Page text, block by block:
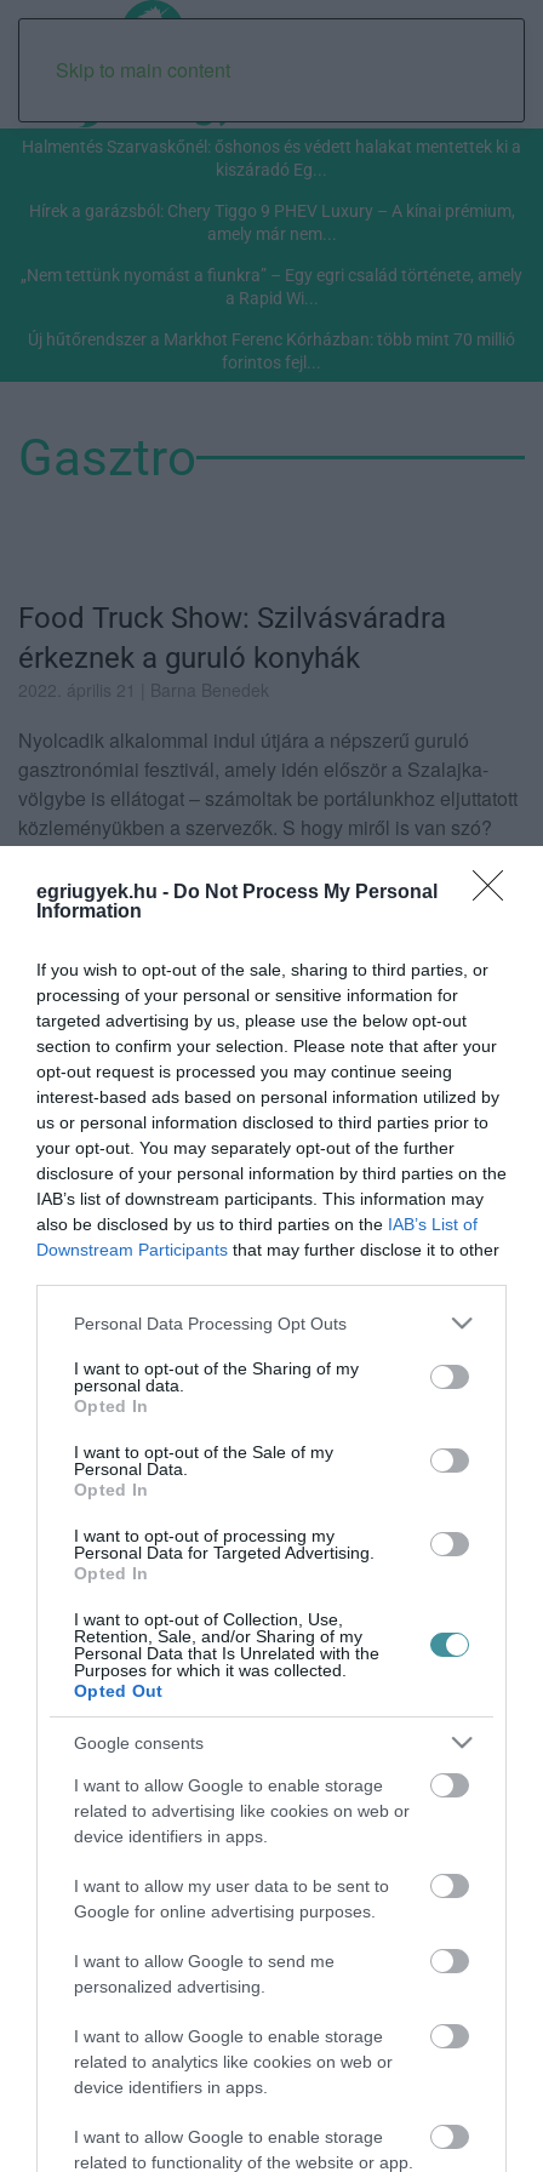
egriugyek.hu - Do Not Process My Personal
Information
If you wish to opt-out of the sale, sharing to third parties, or
processing of your personal or sensitive information for
targeted advertising by us, please use the below opt-out
section to confirm your selection. Please note that after your
opt-out request is processed you may continue seeing
interest-based ads based on personal information utilized by
us or personal information disclosed to third parties prior to
your opt-out. You may separately opt-out of the further
disclosure of your personal information by third parties on the
IAB’s list of downstream participants. This information may
also be disclosed by us to third parties on the IAB’s List of
Downstream Participants that may further disclose it to other
Please note that this website/app uses one or more Google
not limited to your visit or usage behaviour. You may click to
grant or deny consent to Google and its third-party tags to
use your data for below specified purposes in below Google
consent section.
Personal Data Processing Opt Outs
I want to opt-out of the Sharing of my
personal data.
Opted In
I want to opt-out of the Sale of my
Personal Data.
Opted In
I want to opt-out of processing my
Personal Data for Targeted Advertising.
Opted In
I want to opt-out of Collection, Use,
Retention, Sale, and/or Sharing of my
Personal Data that Is Unrelated with the
Purposes for which it was collected.
Opted Out
Google consents
I want to allow Google to enable storage
related to advertising like cookies on web or
device identifiers in apps.
I want to allow my user data to be sent to
Google for online advertising purposes.
I want to allow Google to send me
personalized advertising.
I want to allow Google to enable storage
related to analytics like cookies on web or
device identifiers in apps.
I want to allow Google to enable storage
related to functionality of the website or app.
Skip to main content
Halmentés Szarvaskőnél: őshonos és védett halakat mentettek ki a
kiszáradó Eg...
Hírek a garázsból: Chery Tiggo 9 PHEV Luxury – A kínai prémium,
amely már nem...
„Nem tettünk nyomást a fiunkra” – Egy egri család története, amely
a Rapid Wi...
Új hűtőrendszer a Markhot Ferenc Kórházban: több mint 70 millió
forintos fejl...
Gasztro
Food Truck Show: Szilvásváradra
érkeznek a guruló konyhák
2022. április 21 | Barna Benedek
Nyolcadik alkalommal indul útjára a népszerű guruló
gasztronómiai fesztivál, amely idén először a Szalajka-
völgybe is ellátogat – számoltak be portálunkhoz eljuttatott
közleményükben a szervezők. S hogy miről is van szó?
Hivatalos honlapjukon így írnak: A Food Truck Show az
ország mozgó étterme: egy időben és egy helyen mutat be
TOVÁBB...
Ételfotókért könyvet: a
különleges helyi fogásokat
népszerűsíti a Téli
Gasztrotúra Egerben –
VIDEÓ
2021. december 12 | Barna Benedek
A legkülönlegesebb fogásaikat igyekeznek
Gasztrotúra című kezdeményezés
segítségével. A programhoz 15 étterem,
cukrászda, illetve borászat csatlakozott,
TOVÁBB...
1 … 12 13
A ROVAT TOVÁBBI CIKKEI
Új pizzéria nyílik a volt Dobos Cukrászda helyén
2026. február 20
2026. február 03
Jimmy'...
2026. január 07
Ilyet még nem ettél – vastag tésztás, római tepsis
pizzák...
2025. december 09
2025. december 02